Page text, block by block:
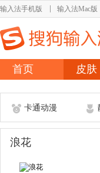
输入法手机版 输入法Mac版
首页 皮肤
卡通动漫
浪花